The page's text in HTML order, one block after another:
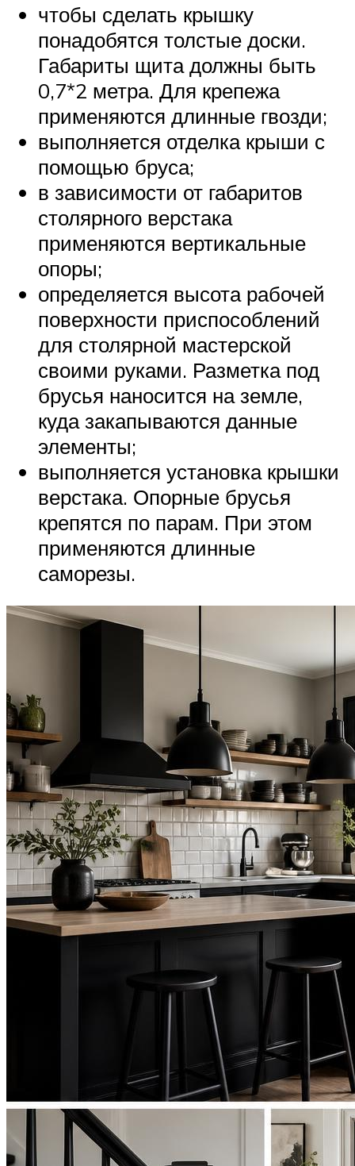
чтобы сделать крышку
понадобятся толстые доски.
Габариты щита должны быть
0,7*2 метра. Для крепежа
применяются длинные гвозди;
выполняется отделка крыши с
помощью бруса;
в зависимости от габаритов
столярного верстака
применяются вертикальные
опоры;
определяется высота рабочей
поверхности приспособлений
для столярной мастерской
своими руками. Разметка под
брусья наносится на земле,
куда закапываются данные
элементы;
выполняется установка крышки
верстака. Опорные брусья
крепятся по парам. При этом
применяются длинные
саморезы.